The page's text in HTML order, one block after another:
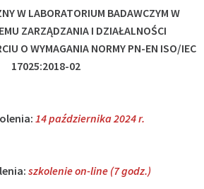
W LABORATORIUM BADAWCZYM W
ZARZĄDZANIA I DZIAŁALNOŚCI
O WYMAGANIA NORMY PN-EN ISO/IEC
17025:2018-02
14 października 2024 r.
szkolenie on-line (7 godz.)